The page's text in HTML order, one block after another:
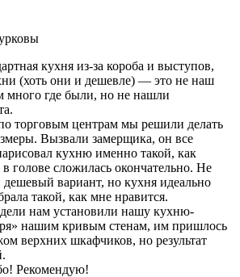
кухня из-за короба и выступов,
(хоть они и дешевле) — это не наш
где были, но не нашли
торговым центрам мы решили делать
Вызвали замерщика, он все
кухню именно такой, как
в голове сложилась окончательно. Не
дешевый вариант, но кухня идеально
такой, как мне нравится.
нам установили нашу кухню-
нашим кривым стенам, им пришлось
верхних шкафчиков, но результат
Рекомендую!